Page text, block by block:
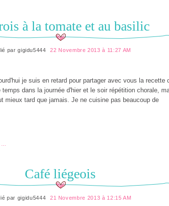
à la tomate et au basilic
pargigidu5444 22 Novembre 2013 à 11:27 AM
je suis en retard pour partager avec vous la recette
temps dans la journée d'hier et le soir répétition chorale,
mieux tard que jamais. Je ne cuisine pas beaucoup de
Café liégeois
par gigidu5444 21 Novembre 2013 à 12:15 AM